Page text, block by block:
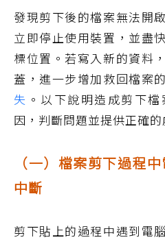
發現剪下後的檔案無法開
立即停止使用裝置，並盡
標位置。若寫入新的資料
蓋，進一步增加救回檔案
失 。以下說明造成剪下
因，判斷問題並提供正確的
（一）檔案剪下過程
中斷
剪下貼上的過程中遇到電